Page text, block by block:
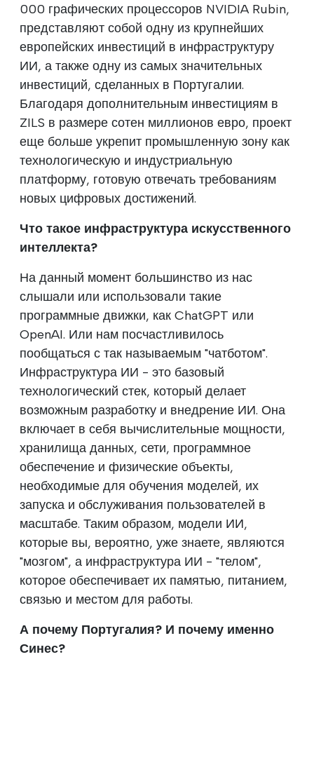
000 графических процессоров NVIDIA Rubin,
представляют собой одну из крупнейших
европейских инвестиций в инфраструктуру
ИИ, а также одну из самых значительных
инвестиций, сделанных в Португалии.
Благодаря дополнительным инвестициям в
ZILS в размере сотен миллионов евро, проект
еще больше укрепит промышленную зону как
технологическую и индустриальную
платформу, готовую отвечать требованиям
новых цифровых достижений.
Что такое инфраструктура искусственного
интеллекта?
На данный момент большинство из нас
слышали или использовали такие
программные движки, как ChatGPT или
OpenAI. Или нам посчастливилось
пообщаться с так называемым "чатботом".
Инфраструктура ИИ - это базовый
технологический стек, который делает
возможным разработку и внедрение ИИ. Она
включает в себя вычислительные мощности,
хранилища данных, сети, программное
обеспечение и физические объекты,
необходимые для обучения моделей, их
запуска и обслуживания пользователей в
масштабе. Таким образом, модели ИИ,
которые вы, вероятно, уже знаете, являются
"мозгом", а инфраструктура ИИ - "телом",
которое обеспечивает их памятью, питанием,
связью и местом для работы.
А почему Португалия? И почему именно
Синес?